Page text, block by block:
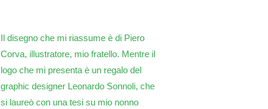
Il disegno che mi riassume è di Piero
Corva, illustratore, mio fratello. Mentre il
logo che mi presenta è un regalo del
graphic designer Leonardo Sonnoli, che
si laureò con una tesi su mio nonno